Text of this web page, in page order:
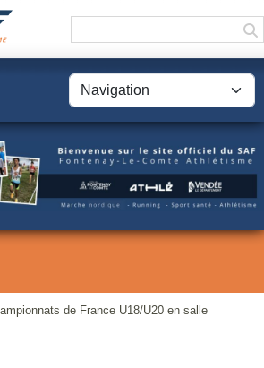
de France U18/U20 en salle
cookies